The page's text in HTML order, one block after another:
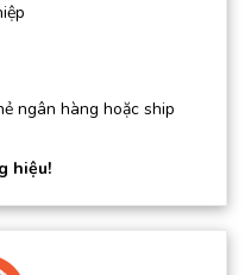
ngân hàng hoặc ship
hiệu!